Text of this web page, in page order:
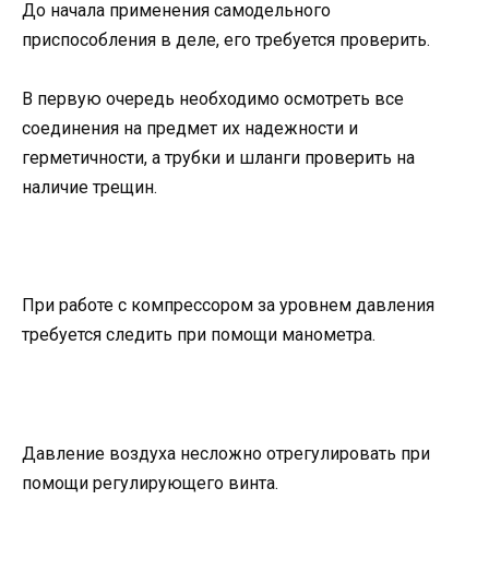
До начала применения самодельного
приспособления в деле, его требуется проверить.
В первую очередь необходимо осмотреть все
соединения на предмет их надежности и
герметичности, а трубки и шланги проверить на
наличие трещин.
При работе с компрессором за уровнем давления
требуется следить при помощи манометра.
Давление воздуха несложно отрегулировать при
помощи регулирующего винта.